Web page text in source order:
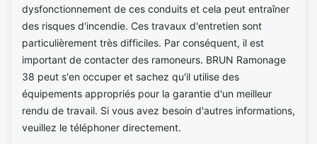
dysfonctionnement de ces conduits et cela peut entraîner
des risques d'incendie. Ces travaux d'entretien sont
particulièrement très difficiles. Par conséquent, il est
important de contacter des ramoneurs. BRUN Ramonage
38 peut s'en occuper et sachez qu'il utilise des
équipements appropriés pour la garantie d'un meilleur
rendu de travail. Si vous avez besoin d'autres informations,
veuillez le téléphoner directement.